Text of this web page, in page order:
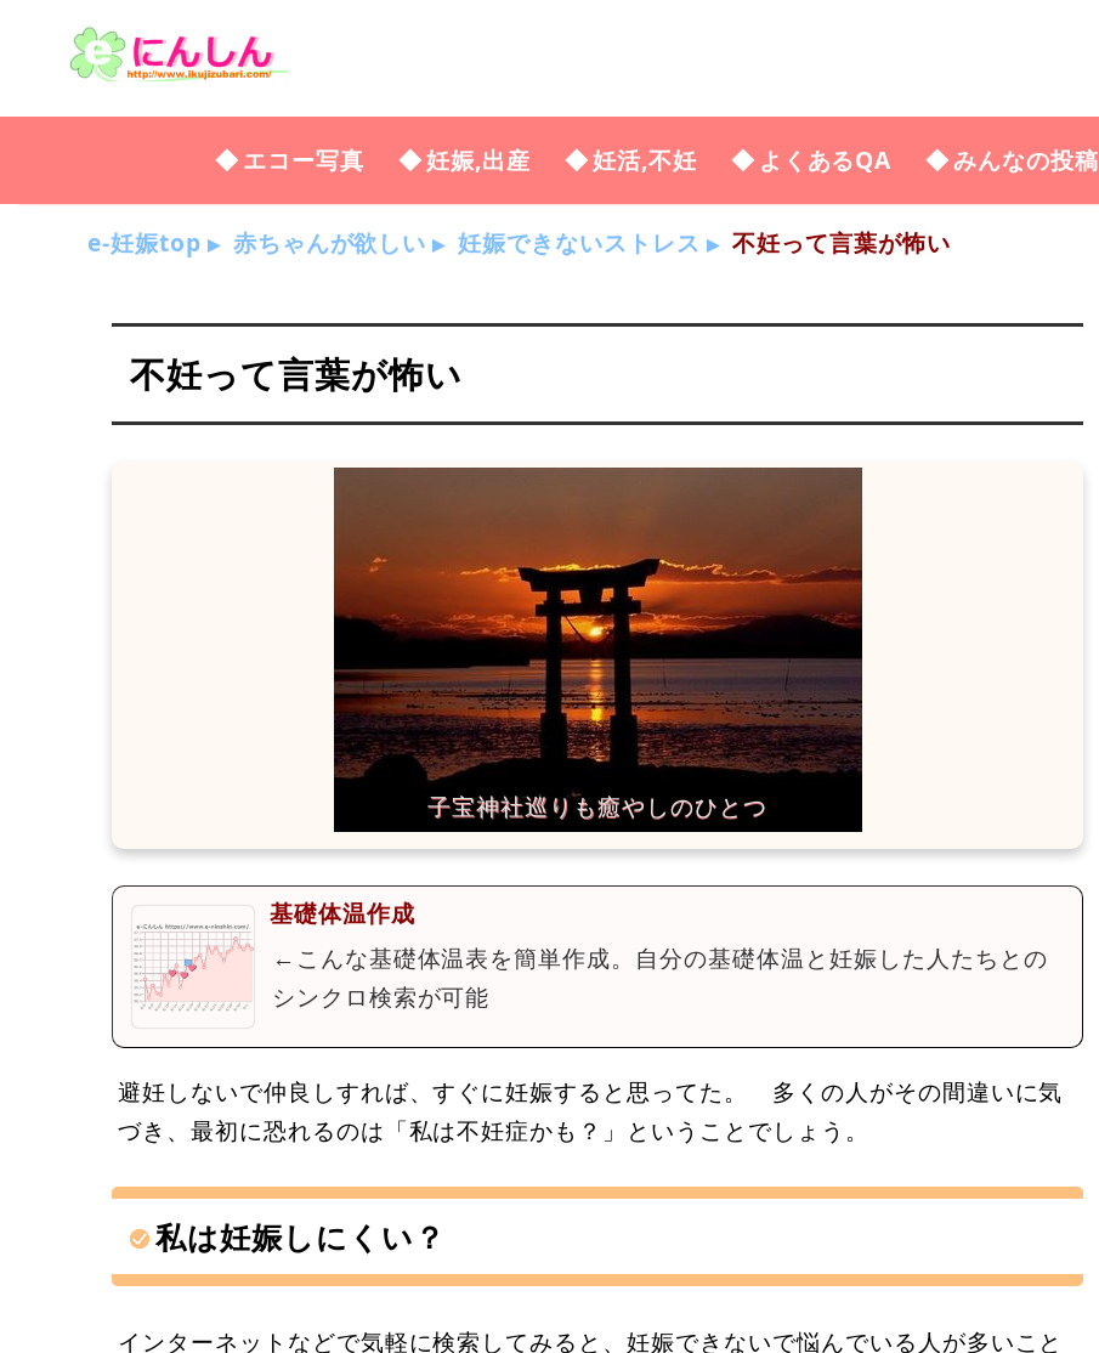
エコー写真 妊娠,出産 妊活,不妊 よくあるQA みんなの投稿
e-妊娠top 赤ちゃんが欲しい 妊娠できないストレス 不妊って言葉が怖い
不妊って言葉が怖い
基礎体温作成
←こんな基礎体温表を簡単作成。自分の基礎体温と妊娠した人たちとの
シンクロ検索が可能
避妊しないで仲良しすれば、すぐに妊娠すると思ってた。 多くの人がその間違いに気
づき、最初に恐れるのは「私は不妊症かも？」ということでしょう。
私は妊娠しにくい？
インターネットなどで気軽に検索してみると、妊娠できないで悩んでいる人が多いこと